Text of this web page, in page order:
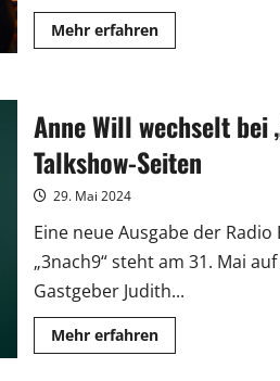
Mehr erfahrenMehr
Informationen
Töne?“-
Neustart
mit
Bendzko,
Mai
Anne Will wechselt bei
Talkshow-Seiten
29. Mai 2024
Eine neue Ausgabe der
„3nach9“ steht am 31. Mai
Gastgeber Judith...
Mehr erfahrenMehr
Informationen